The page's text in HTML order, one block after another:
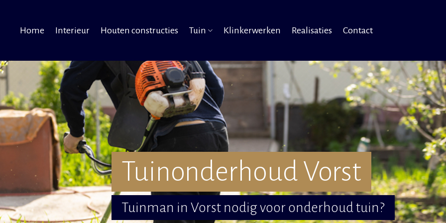
Home Interieur Houten constructies Tuin Klinkerwerken Realisaties Contact
Tuinonderhoud Vorst
Tuinman in Vorst nodig voor onderhoud tuin?